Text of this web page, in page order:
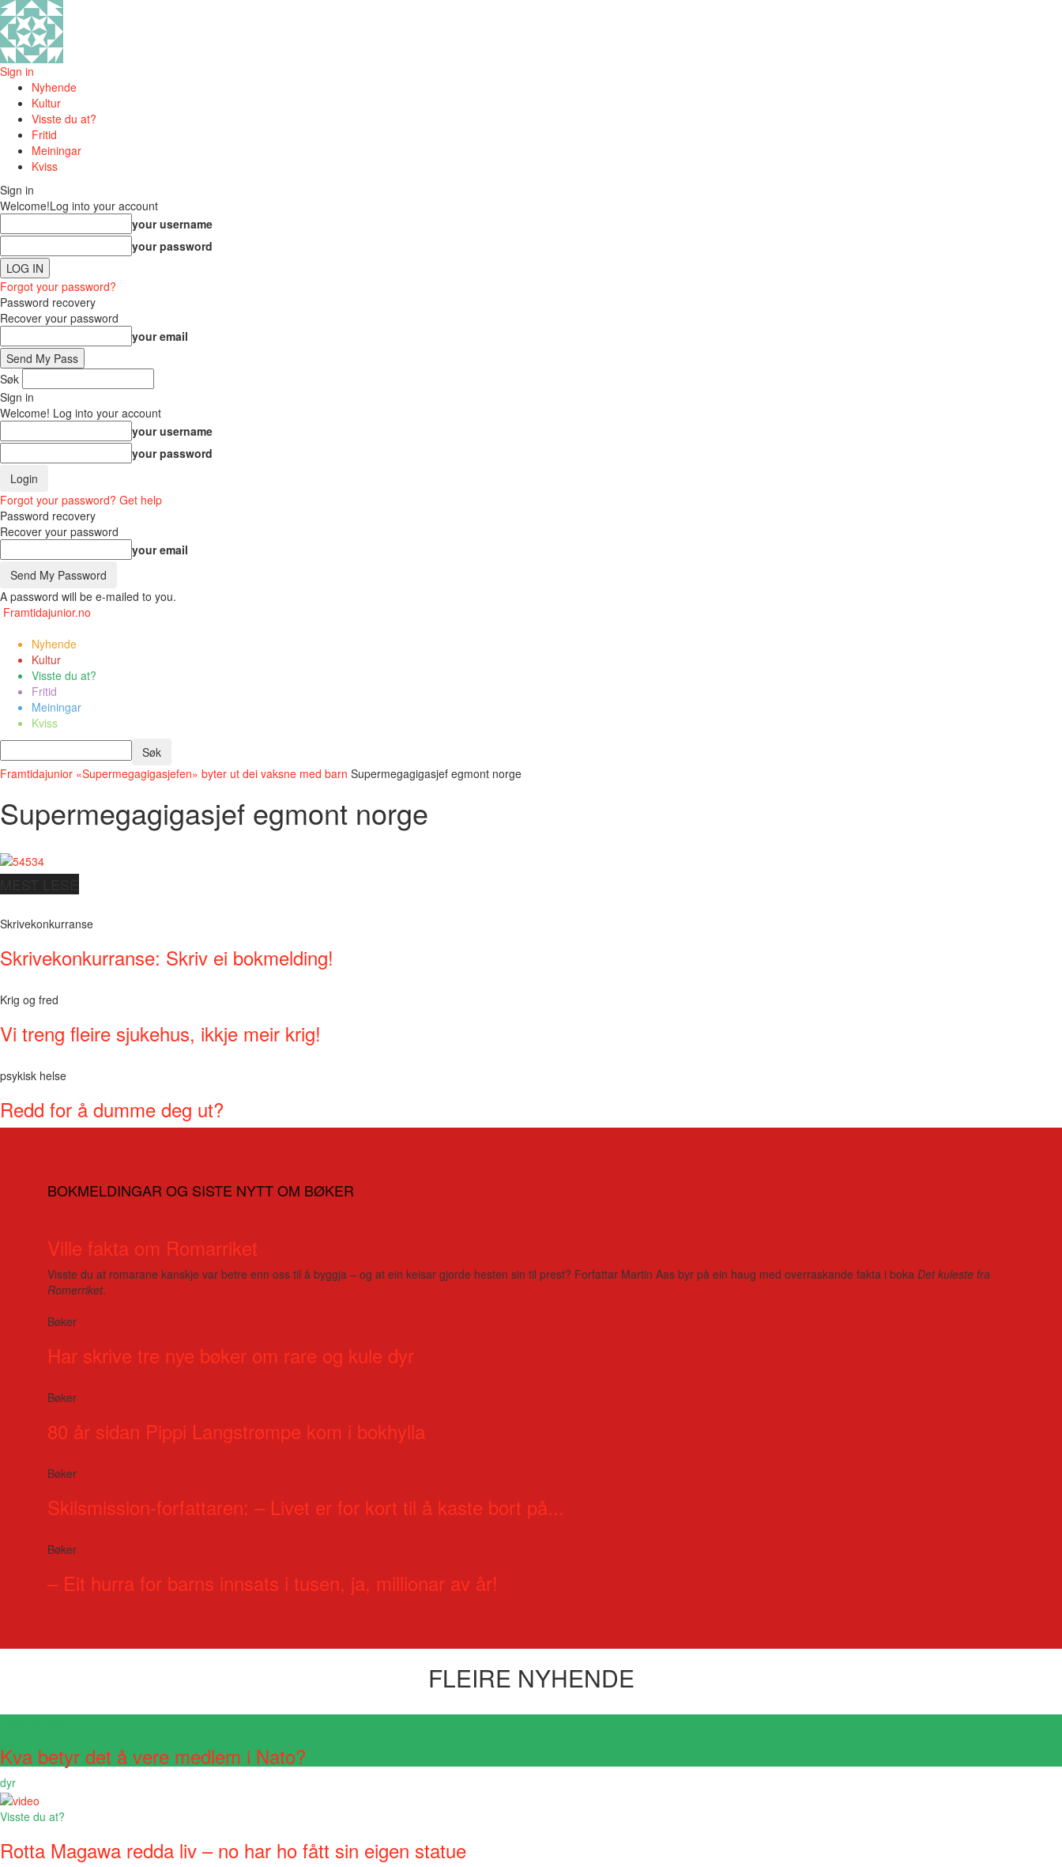
Sign in
Nyhende
Kultur
Visste du at?
Fritid
Meiningar
Kviss
Sign in
Welcome!Log into your account
your username
your password
Forgot your password?
Password recovery
Recover your password
your email
Søk
Sign in
Welcome! Log into your account
your username
your password
Forgot your password? Get help
Password recovery
Recover your password
your email
A password will be e-mailed to you.
Framtidajunior.no
Nyhende
Kultur
Visste du at?
Fritid
Meiningar
Kviss
Framtidajunior «Supermegagigasjefen» byter ut dei vaksne med barn Supermegagigasjef egmont norge
Supermegagigasjef egmont norge
Skrivekonkurranse
Skrivekonkurranse: Skriv ei bokmelding!
Krig og fred
Vi treng fleire sjukehus, ikkje meir krig!
psykisk helse
Redd for å dumme deg ut?
BOKMELDINGAR OG SISTE NYTT OM BØKER
Ville fakta om Romarriket
Visste du at romarane kanskje var betre enn oss til å byggja – og at ein keisar gjorde hesten sin til prest? Forfattar Martin Aas byr på ein haug med overraskande fakta i boka Det kuleste fra
Romerriket.
Bøker
Har skrive tre nye bøker om rare og kule dyr
Bøker
80 år sidan Pippi Langstrømpe kom i bokhylla
Bøker
Skilsmission-forfattaren: – Livet er for kort til å kaste bort på...
Bøker
– Eit hurra for barns innsats i tusen, ja, millionar av år!
FLEIRE NYHENDE
Kva betyr det å vere medlem i Nato?
dyr
Visste du at?
Rotta Magawa redda liv – no har ho fått sin eigen statue